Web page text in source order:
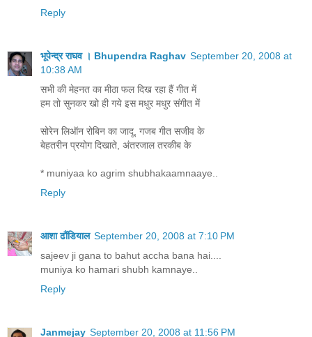
Reply
भूपेन्द्र राघव । Bhupendra Raghav September 20, 2008 at
10:38 AM
सभी की मेहनत का मीठा फल दिख रहा हैं गीत में
हम तो सुनकर खो ही गये इस मधुर मधुर संगीत में
सोरेन लिऑन रोबिन का जादू, गजब गीत सजीव के
बेहतरीन प्रयोग दिखाते, अंतरजाल तरकीब के
* muniyaa ko agrim shubhakaamnaaye..
Reply
आशा ढौंडियाल September 20, 2008 at 7:10 PM
sajeev ji gana to bahut accha bana hai....
muniya ko hamari shubh kamnaye..
Reply
Janmejay September 20, 2008 at 11:56 PM